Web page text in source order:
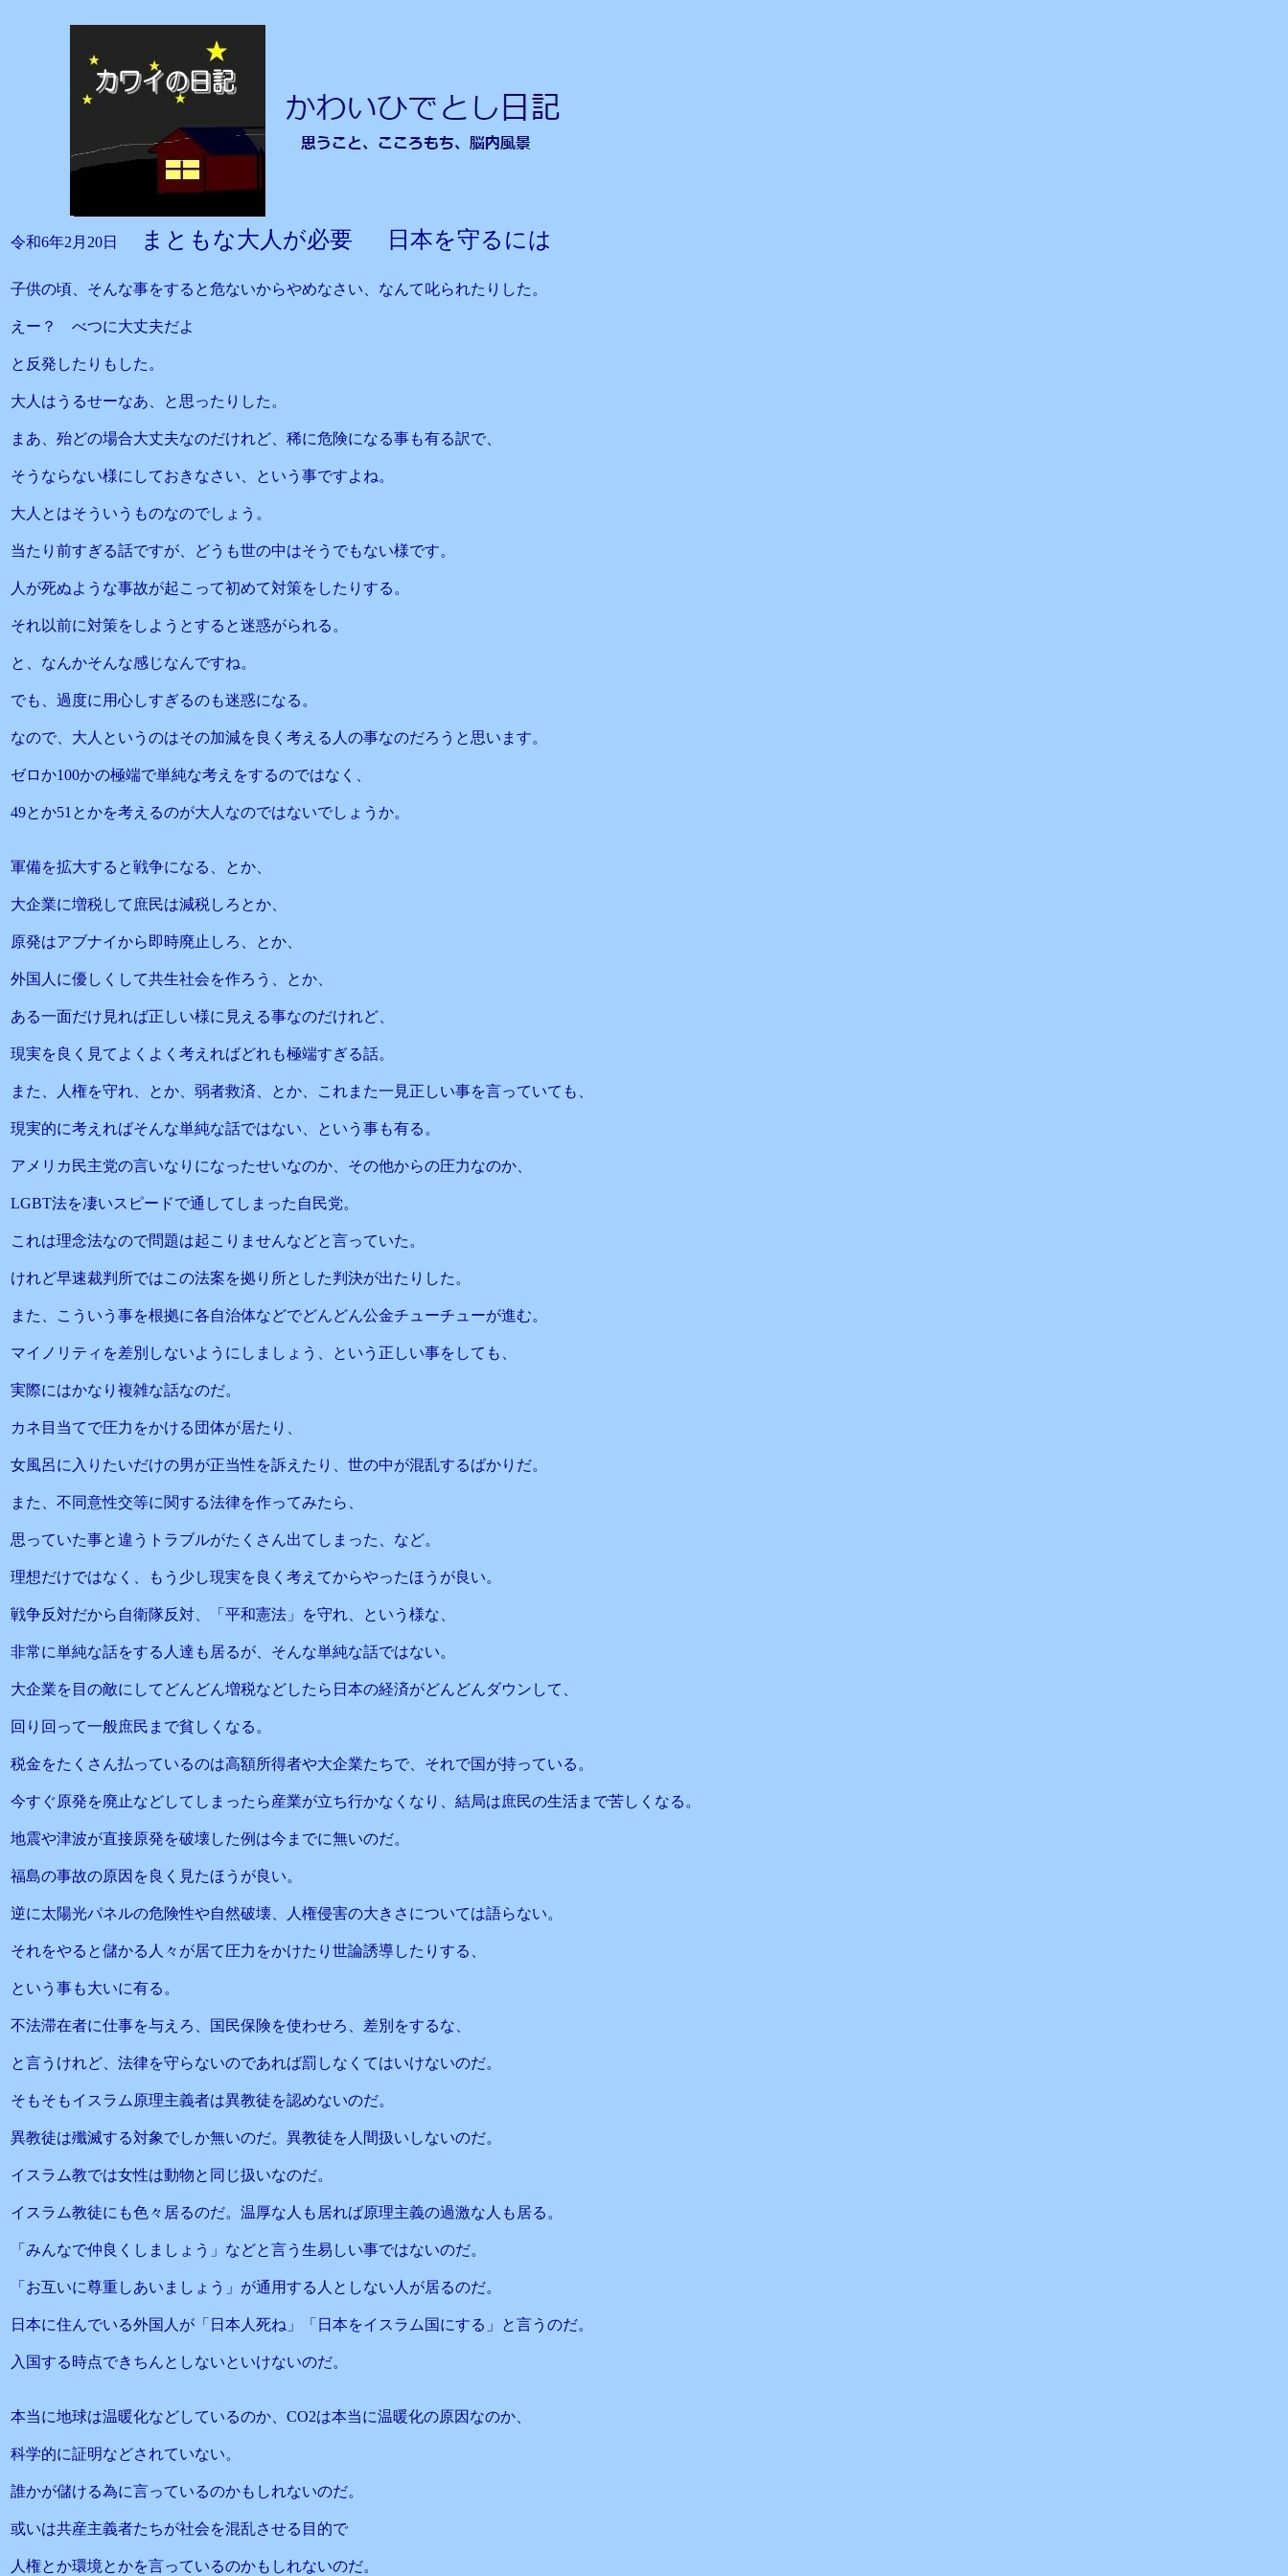
令和6年2月20日 まともな大人が必要 日本を守るには
子供の頃、そんな事をすると危ないからやめなさい、なんて叱られたりした。
えー？ べつに大丈夫だよ
と反発したりもした。
大人はうるせーなあ、と思ったりした。
まあ、殆どの場合大丈夫なのだけれど、稀に危険になる事も有る訳で、
そうならない様にしておきなさい、という事ですよね。
大人とはそういうものなのでしょう。
当たり前すぎる話ですが、どうも世の中はそうでもない様です。
人が死ぬような事故が起こって初めて対策をしたりする。
それ以前に対策をしようとすると迷惑がられる。
と、なんかそんな感じなんですね。
でも、過度に用心しすぎるのも迷惑になる。
なので、大人というのはその加減を良く考える人の事なのだろうと思います。
ゼロか100かの極端で単純な考えをするのではなく、
49とか51とかを考えるのが大人なのではないでしょうか。
軍備を拡大すると戦争になる、とか、
大企業に増税して庶民は減税しろとか、
原発はアブナイから即時廃止しろ、とか、
外国人に優しくして共生社会を作ろう、とか、
ある一面だけ見れば正しい様に見える事なのだけれど、
現実を良く見てよくよく考えればどれも極端すぎる話。
また、人権を守れ、とか、弱者救済、とか、これまた一見正しい事を言っていても、
現実的に考えればそんな単純な話ではない、という事も有る。
アメリカ民主党の言いなりになったせいなのか、その他からの圧力なのか、
LGBT法を凄いスピードで通してしまった自民党。
これは理念法なので問題は起こりませんなどと言っていた。
けれど早速裁判所ではこの法案を拠り所とした判決が出たりした。
また、こういう事を根拠に各自治体などでどんどん公金チューチューが進む。
マイノリティを差別しないようにしましょう、という正しい事をしても、
実際にはかなり複雑な話なのだ。
カネ目当てで圧力をかける団体が居たり、
女風呂に入りたいだけの男が正当性を訴えたり、世の中が混乱するばかりだ。
また、不同意性交等に関する法律を作ってみたら、
思っていた事と違うトラブルがたくさん出てしまった、など。
理想だけではなく、もう少し現実を良く考えてからやったほうが良い。
戦争反対だから自衛隊反対、「平和憲法」を守れ、という様な、
非常に単純な話をする人達も居るが、そんな単純な話ではない。
大企業を目の敵にしてどんどん増税などしたら日本の経済がどんどんダウンして、
回り回って一般庶民まで貧しくなる。
税金をたくさん払っているのは高額所得者や大企業たちで、それで国が持っている。
今すぐ原発を廃止などしてしまったら産業が立ち行かなくなり、結局は庶民の生活まで苦しくなる。
地震や津波が直接原発を破壊した例は今までに無いのだ。
福島の事故の原因を良く見たほうが良い。
逆に太陽光パネルの危険性や自然破壊、人権侵害の大きさについては語らない。
それをやると儲かる人々が居て圧力をかけたり世論誘導したりする、
という事も大いに有る。
不法滞在者に仕事を与えろ、国民保険を使わせろ、差別をするな、
と言うけれど、法律を守らないのであれば罰しなくてはいけないのだ。
そもそもイスラム原理主義者は異教徒を認めないのだ。
異教徒は殲滅する対象でしか無いのだ。異教徒を人間扱いしないのだ。
イスラム教では女性は動物と同じ扱いなのだ。
イスラム教徒にも色々居るのだ。温厚な人も居れば原理主義の過激な人も居る。
「みんなで仲良くしましょう」などと言う生易しい事ではないのだ。
「お互いに尊重しあいましょう」が通用する人としない人が居るのだ。
日本に住んでいる外国人が「日本人死ね」「日本をイスラム国にする」と言うのだ。
入国する時点できちんとしないといけないのだ。
本当に地球は温暖化などしているのか、CO2は本当に温暖化の原因なのか、
科学的に証明などされていない。
誰かが儲ける為に言っているのかもしれないのだ。
或いは共産主義者たちが社会を混乱させる目的で
人権とか環境とかを言っているのかもしれないのだ。